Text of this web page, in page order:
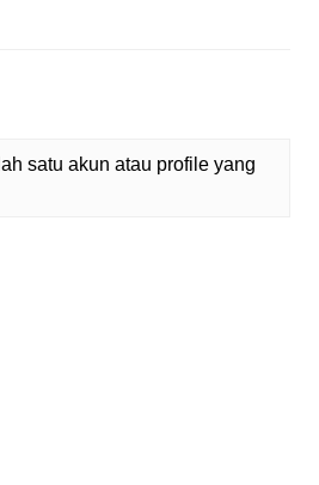
satu akun atau profile yang